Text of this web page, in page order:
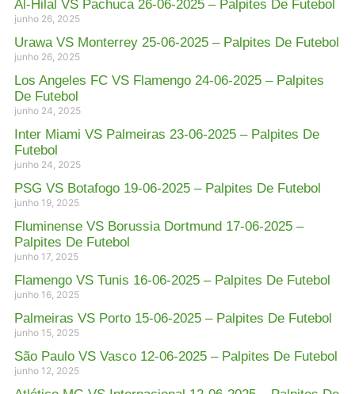
Al-Hilal VS Pachuca 26-06-2025 – Palpites De Futebol
junho 26, 2025
Urawa VS Monterrey 25-06-2025 – Palpites De Futebol
junho 26, 2025
Los Angeles FC VS Flamengo 24-06-2025 – Palpites
De Futebol
junho 24, 2025
Inter Miami VS Palmeiras 23-06-2025 – Palpites De
Futebol
junho 24, 2025
PSG VS Botafogo 19-06-2025 – Palpites De Futebol
junho 19, 2025
Fluminense VS Borussia Dortmund 17-06-2025 –
Palpites De Futebol
junho 17, 2025
Flamengo VS Tunis 16-06-2025 – Palpites De Futebol
junho 16, 2025
Palmeiras VS Porto 15-06-2025 – Palpites De Futebol
junho 15, 2025
São Paulo VS Vasco 12-06-2025 – Palpites De Futebol
junho 12, 2025